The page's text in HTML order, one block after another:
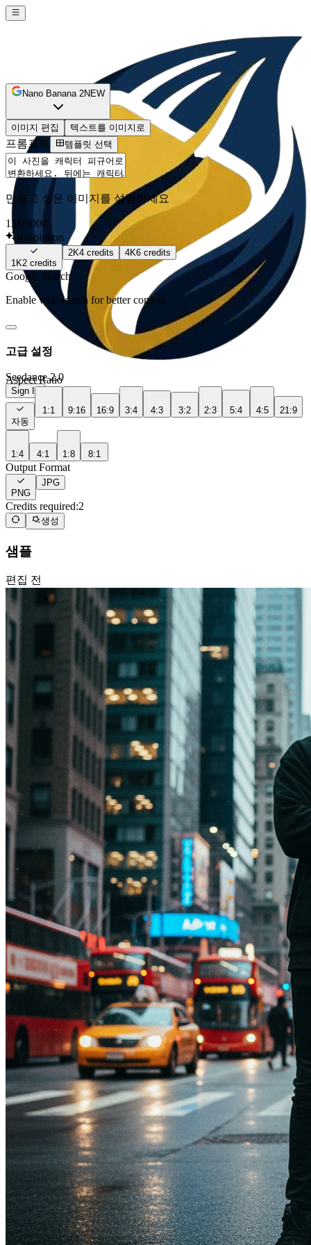
Seedance 2.0
Sign In
Nano Banana 2NEW
이미지 편집 텍스트를 이미지로
프롬프트 템플릿 선택
만들고 싶은 이미지를 설명하세요
138/5000
Resolution
1K2 credits
2K4 credits 4K6 credits
Google Search
Enable web search for better context
고급 설정
Aspect Ratio
자동
1:1 9:16 16:9 3:4 4:3 3:2 2:3 5:4 4:5 21:9
1:4 4:1 1:8 8:1
Output Format
PNG
JPG
Credits required:2
생성
샘플
편집 전